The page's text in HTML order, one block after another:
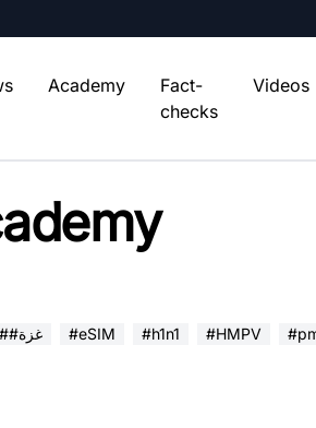
Academy
Fact-
checks
Videos
##غزة #eSIM #h1n1 #HMPV